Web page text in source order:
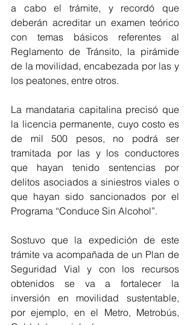
a cabo el trámite, y recordó que
deberán acreditar un examen teórico
con temas básicos referentes al
Reglamento de Tránsito, la pirámide
de la movilidad, encabezada por las y
los peatones, entre otros.
La mandataria capitalina precisó que
la licencia permanente, cuyo costo es
de mil 500 pesos, no podrá ser
tramitada por las y los conductores
que hayan tenido sentencias por
delitos asociados a siniestros viales o
que hayan sido sancionados por el
Programa “Conduce Sin Alcohol”.
Sostuvo que la expedición de este
trámite va acompañada de un Plan de
Seguridad Vial y con los recursos
obtenidos se va a fortalecer la
inversión en movilidad sustentable,
por ejemplo, en el Metro, Metrobús,